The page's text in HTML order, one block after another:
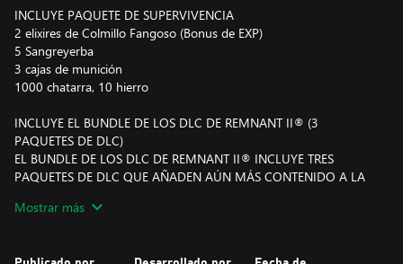
INCLUYE PAQUETE DE SUPERVIVENCIA
2 elixires de Colmillo Fangoso (Bonus de EXP)
5 Sangreyerba
3 cajas de munición
1000 chatarra, 10 hierro
INCLUYE EL BUNDLE DE LOS DLC DE REMNANT II® (3
PAQUETES DE DLC)
EL BUNDLE DE LOS DLC DE REMNANT II® INCLUYE TRES
PAQUETES DE DLC QUE AÑADEN AÚN MÁS CONTENIDO A LA
EN LA HISTORIA, ASÍ COMO NUEVAS CRIATURAS Y ENTORNOS.
Mostrar más